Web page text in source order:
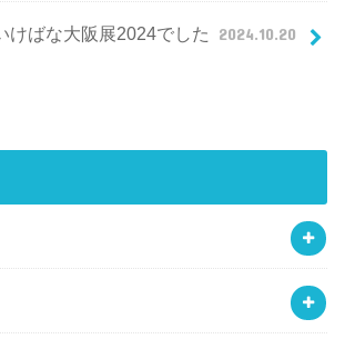
けばな大阪展2024でした 2024.10.20